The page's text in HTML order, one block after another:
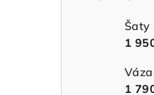
Šaty
1
1